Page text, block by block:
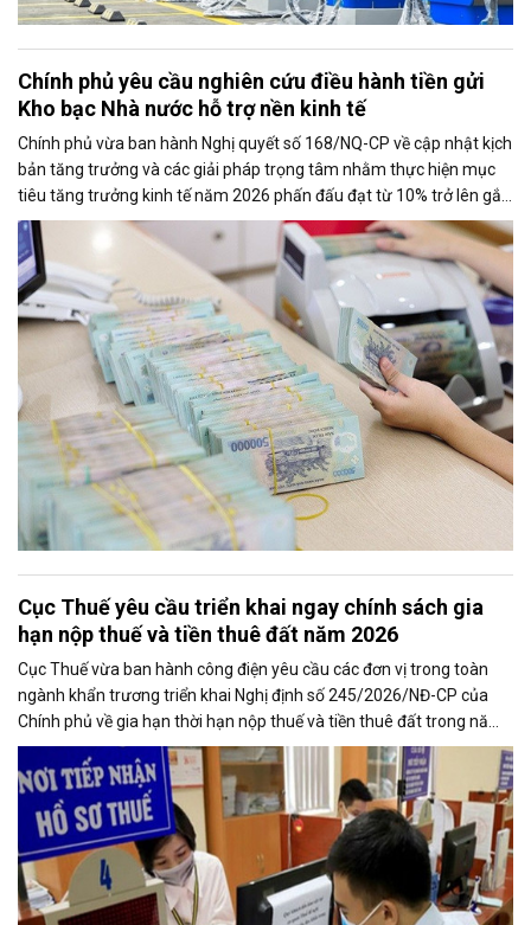
Chính phủ yêu cầu nghiên cứu điều hành tiền gửi
Kho bạc Nhà nước hỗ trợ nền kinh tế
Chính phủ vừa ban hành Nghị quyết số 168/NQ-CP về cập nhật kịch
bản tăng trưởng và các giải pháp trọng tâm nhằm thực hiện mục
tiêu tăng trưởng kinh tế năm 2026 phấn đấu đạt từ 10% trở lên gắn
với giữ vững ổn định kinh tế vĩ mô. Một trong những nhiệm vụ đáng
chú ý là nghiên cứu điều hành tiền gửi của Kho bạc Nhà nước tại
các ngân hàng thương mại để tăng nguồn vốn ngắn hạn cho nền
kinh tế.
Cục Thuế yêu cầu triển khai ngay chính sách gia
hạn nộp thuế và tiền thuê đất năm 2026
Cục Thuế vừa ban hành công điện yêu cầu các đơn vị trong toàn
ngành khẩn trương triển khai Nghị định số 245/2026/NĐ-CP của
Chính phủ về gia hạn thời hạn nộp thuế và tiền thuê đất trong năm
2026, nhằm bảo đảm chính sách nhanh chóng đi vào thực tiễn và
hỗ trợ kịp thời cho người nộp thuế.